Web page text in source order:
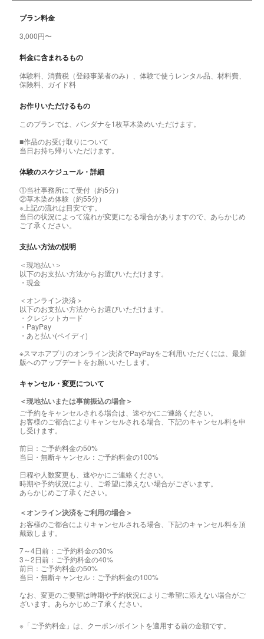
プラン料金
3,000円〜
料金に含まれるもの
体験料、消費税（登録事業者のみ）、体験で使うレンタル品、材料費、
保険料、ガイド料
お作りいただけるもの
このプランでは、バンダナを1枚草木染めいただけます。
■作品のお受け取りについて
当日お持ち帰りいただけます。
体験のスケジュール・詳細
①当社事務所にて受付（約5分）
②草木染め体験（約55分）
※上記の流れは目安です。
当日の状況によって流れが変更になる場合がありますので、あらかじめ
ご了承ください。
支払い方法の説明
＜現地払い＞
以下のお支払い方法からお選びいただけます。
・現金
＜オンライン決済＞
以下のお支払い方法からお選びいただけます。
・クレジットカード
・PayPay
・あと払い(ペイディ)
※スマホアプリのオンライン決済でPayPayをご利用いただくには、最新
版へのアップデートをお願いいたします。
キャンセル・変更について
＜現地払いまたは事前振込の場合＞
ご予約をキャンセルされる場合は、速やかにご連絡ください。
お客様のご都合によりキャンセルされる場合、下記のキャンセル料を申
し受けます。
前日：ご予約料金の50%
当日・無断キャンセル：ご予約料金の100%
日程や人数変更も、速やかにご連絡ください。
時期や予約状況により、ご希望に添えない場合がございます。
あらかじめご了承ください。
＜オンライン決済をご利用の場合＞
お客様のご都合によりキャンセルされる場合、下記のキャンセル料を頂
戴致します。
7～4日前：ご予約料金の30%
3～2日前：ご予約料金の40%
前日：ご予約料金の50%
当日・無断キャンセル：ご予約料金の100%
なお、変更のご要望は時期や予約状況によりご希望に添えない場合がご
ざいます。あらかじめご了承ください。
※「ご予約料金」は、クーポン/ポイントを適用する前の金額です。